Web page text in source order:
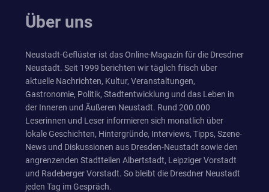
Über uns
Neustadt-Geflüster ist das Online-Magazin für die Dresdner
Neustadt. Seit 1999 berichten wir täglich frisch über
aktuelle Nachrichten, Kultur, Veranstaltungen,
Gastronomie, Politik, Stadtentwicklung und das Leben in
der Inneren und Äußeren Neustadt. Rund 200.000
Leserinnen und Leser informieren sich monatlich über
lokale Geschichten, Hintergründe, Interviews, Tipps, Szene-
News und Diskussionen aus Dresden-Neustadt sowie den
angrenzenden Stadtteilen Albertstadt, Leipziger Vorstadt
und Radeberger Vorstadt. So bleibt die Dresdner Neustadt
jeden Tag im Gespräch.